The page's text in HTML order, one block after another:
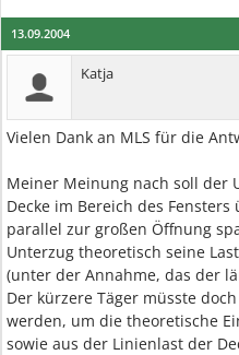
13.09.2004
Katja
Vielen Dank an MLS für die
Meiner Meinung nach soll der
Decke im Bereich des
parallel zur großen Öffnung
Unterzug theoretisch seine
(unter der Annahme, das der
Der kürzere Täger müsste
werden, um die theoretische
sowie aus der Linienlast der